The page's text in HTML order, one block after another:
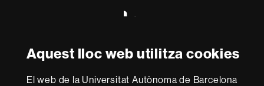
Aquest lloc web utilitza cookies
El web de la Universitat Autònoma de Barcelona
Research
-
Euraxess
Amb el finançament de